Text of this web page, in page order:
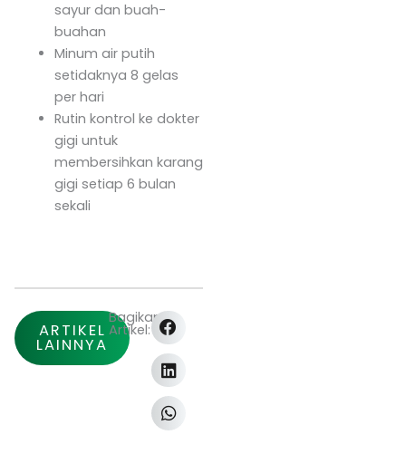
sayur dan buah-
buahan
Minum air putih
setidaknya 8 gelas
per hari
Rutin kontrol ke dokter
gigi untuk
membersihkan karang
gigi setiap 6 bulan
sekali
ARTIKEL
LAINNYA
Bagikan
Artikel: